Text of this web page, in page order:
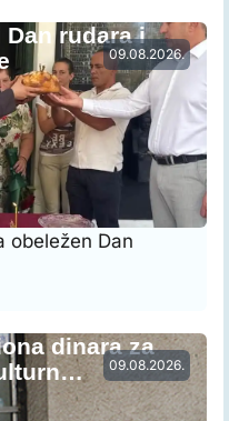
09.08.2026.
rudara i
obeležen Dan
09.08.2026.
dinara za